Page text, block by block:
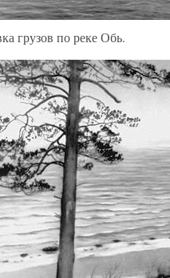
грузов по реке Обь.